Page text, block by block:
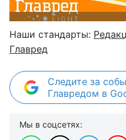
Наши стандарты:
Главред
Следите за
Главредом в
Мы в соцсетях: